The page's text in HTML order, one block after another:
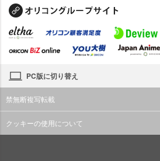
PC版に切り替え
禁無断複写転載
クッキーの使用について